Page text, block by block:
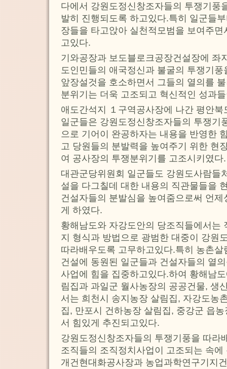
다에서 강원도정신창조자들의 투쟁기풍
발히 진행되도록 하고있다.특히 일군들
장들을 타고앉아 실천적모범을 보여주
고있다.
기와공장과 보도블로크공장건설장에 좌
도인민들의 애국정신과 불굴의 투쟁기
앞장설것을 호소하면서 그들의 열의를
분위기는 더욱 고조되고 혁신적인 성과
애도간석지 １구역공사장에 나간 평안
일군들은 강원도정신창조자들의 투쟁기
으로 기어이 완공하자는 내용을 반영한
고 당원들의 분발력을 높여주기 위한 현
여 공사장의 투쟁분위기를 고조시키였다.
대관군당위원회 일군들도 강원도사람들
설을 다그칠데 대한 내용의 직관물들을
건설자들의 분발심을 높여줌으로써 언
게 하였다.
황해남도와 자강도안의 당조직들에서는
지 형식과 방법으로 광범한 대중이 강원
따라배우도록 고무하고있다.특히 농촌
건설에 동원된 일군들과 건설자들의 열
사업에 힘을 집중하고있다.하여 황해남
림집과 과일군 월사농장의 공공건물, 생
서는 희천시 송지농장 살림집, 자강도농
집, 만포시 건하농장 살림집, 중강군 읍
서 힘있게 추진되고있다.
강원도정신창조자들의 투쟁기풍을 따라
조직들의 조직정치사업이 고조되는 속
개건현대화공사장과 농업과학연구기지